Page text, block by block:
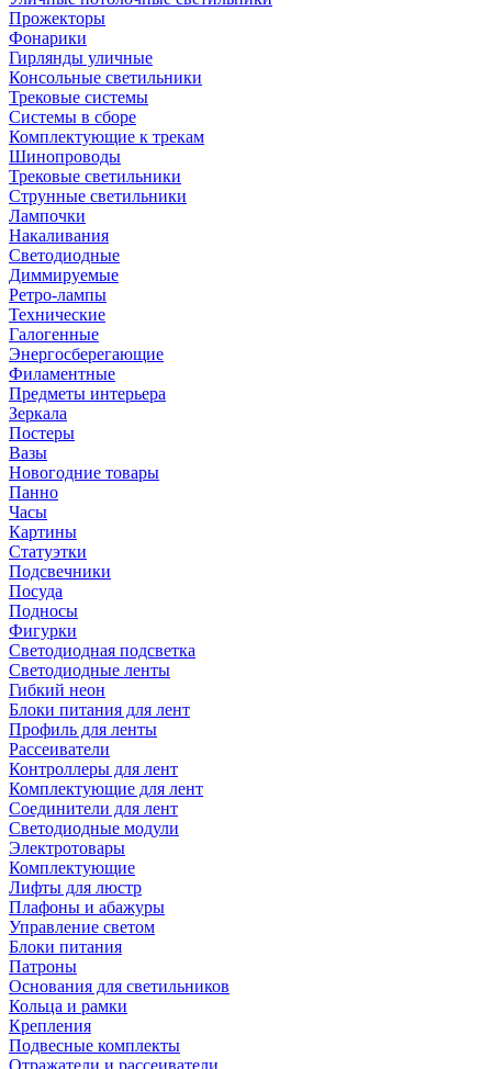
Прожекторы
Фонарики
Гирлянды уличные
Консольные светильники
Трековые системы
Системы в сборе
Комплектующие к трекам
Шинопроводы
Трековые светильники
Струнные светильники
Лампочки
Накаливания
Светодиодные
Диммируемые
Ретро-лампы
Технические
Галогенные
Энергосберегающие
Филаментные
Предметы интерьера
Зеркала
Постеры
Вазы
Новогодние товары
Панно
Часы
Картины
Статуэтки
Подсвечники
Посуда
Подносы
Фигурки
Светодиодная подсветка
Светодиодные ленты
Гибкий неон
Блоки питания для лент
Профиль для ленты
Рассеиватели
Контроллеры для лент
Комплектующие для лент
Соединители для лент
Светодиодные модули
Электротовары
Комплектующие
Лифты для люстр
Плафоны и абажуры
Управление светом
Блоки питания
Патроны
Основания для светильников
Кольца и рамки
Крепления
Подвесные комплекты
Отражатели и рассеиватели